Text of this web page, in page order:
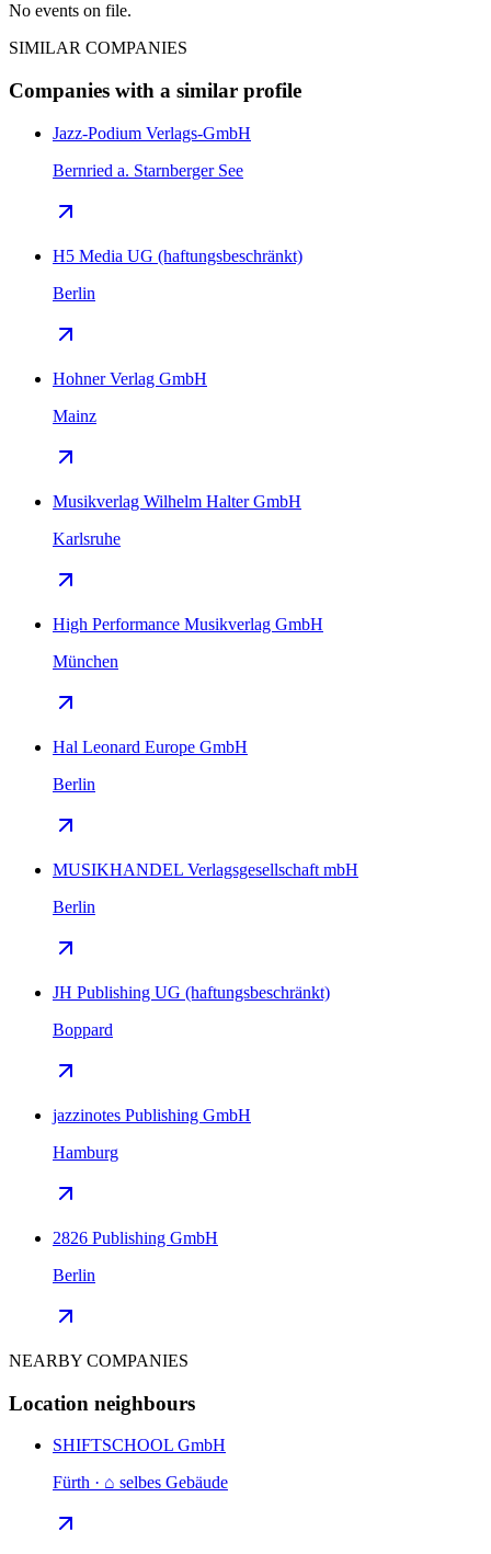
No events on file.
SIMILAR COMPANIES
Companies with a similar profile
Jazz-Podium Verlags-GmbH
Bernried a. Starnberger See
H5 Media UG (haftungsbeschränkt)
Berlin
Hohner Verlag GmbH
Mainz
Musikverlag Wilhelm Halter GmbH
Karlsruhe
High Performance Musikverlag GmbH
München
Hal Leonard Europe GmbH
Berlin
MUSIKHANDEL Verlagsgesellschaft mbH
Berlin
JH Publishing UG (haftungsbeschränkt)
Boppard
jazzinotes Publishing GmbH
Hamburg
2826 Publishing GmbH
Berlin
NEARBY COMPANIES
Location neighbours
SHIFTSCHOOL GmbH
Fürth · ⌂ selbes Gebäude